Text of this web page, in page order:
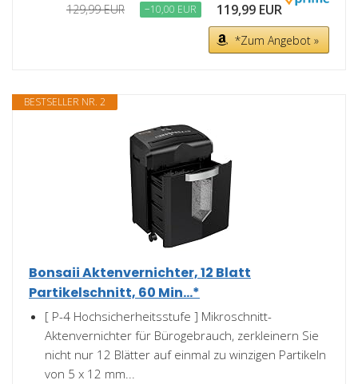
129,99 EUR −10,00 EUR 119,99 EUR
*Zum Angebot »
BESTSELLER NR. 2
Bonsaii Aktenvernichter, 12 Blatt
Partikelschnitt, 60 Min...*
[ P-4 Hochsicherheitsstufe ] Mikroschnitt-
Aktenvernichter für Bürogebrauch, zerkleinern Sie
nicht nur 12 Blätter auf einmal zu winzigen Partikeln
von 5 x 12 mm...